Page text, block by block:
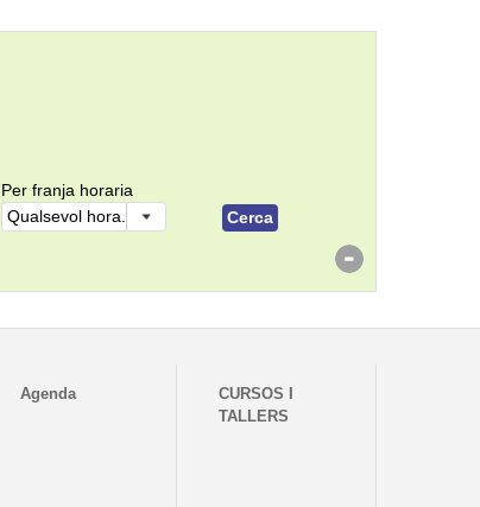
Per franja horaria
Agenda
CURSOS I
TALLERS